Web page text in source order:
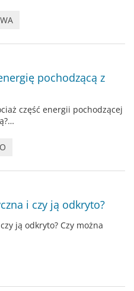
pochodzącą z
część energii pochodzącej
i czy ją odkryto?
ją odkryto? Czy można